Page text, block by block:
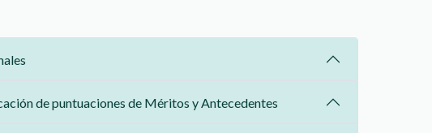
de puntuaciones de Méritos y Antecedentes